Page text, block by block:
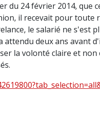
du 24 février 2014, que
il recevait pour toute
le salarié ne s'est
deux ans avant
la volonté claire et non